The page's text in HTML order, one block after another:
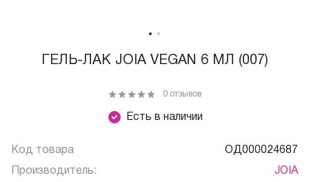
ГЕЛЬ-ЛАК JOIA VEGAN 6 МЛ (007)
Есть в наличии
0 отзывов
Код товара ОД000024687
Производитель: JOIA